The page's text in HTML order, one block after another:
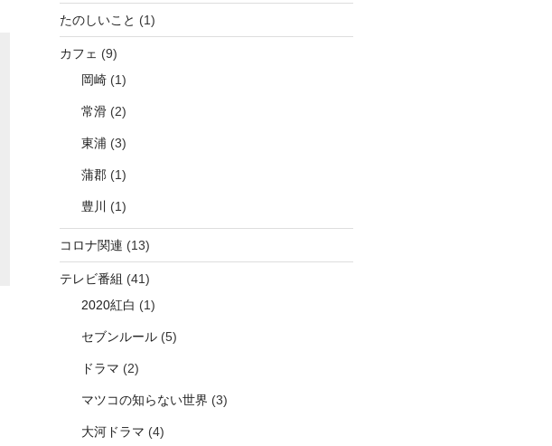
たのしいこと (1)
カフェ (9)
岡崎(1)
常滑(2)
東浦 (3)
蒲郡(1)
豊川 (1)
コロナ関連 (13)
テレビ番組 (41)
2020紅白 (1)
セブンルール(5)
ドラマ (2)
マツコの知らない世界 (3)
大河ドラマ (4)